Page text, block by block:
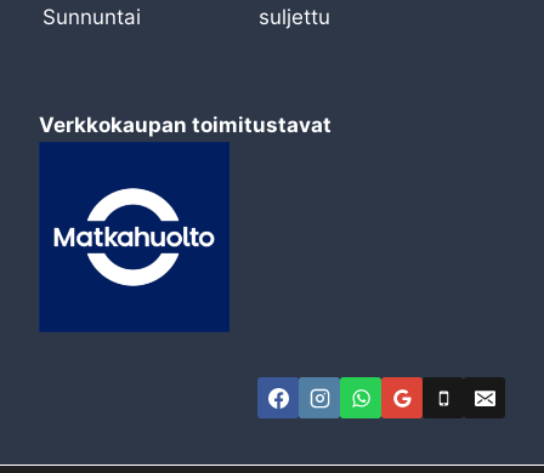
Sunnuntai
suljettu
Verkkokaupan toimitustavat